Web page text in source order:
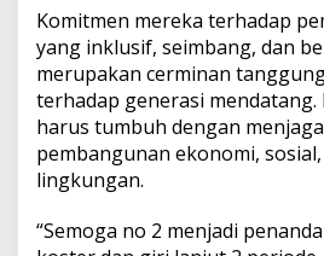
Komitmen mereka terhadap
yang inklusif, seimbang, dan
merupakan cerminan
terhadap generasi mendatang.
harus tumbuh dengan
pembangunan ekonomi,
lingkungan.
“Semoga no 2 menjadi